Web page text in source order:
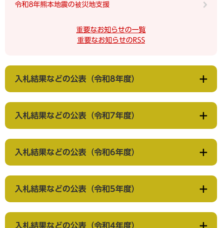
令和8年熊本地震の被災地支援
重要なお知らせの一覧
重要なお知らせのRSS
入札結果などの公表（令和8年度）
入札結果などの公表（令和7年度）
入札結果などの公表（令和6年度）
入札結果などの公表（令和5年度）
入札結果などの公表（令和4年度）